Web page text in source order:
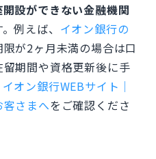
設ができない金融機関
例えば、 イオン銀行の
が2ヶ月未満の場合は口
期間や資格更新後に手
イオン銀行WEBサイト｜
さまへをご確認くださ